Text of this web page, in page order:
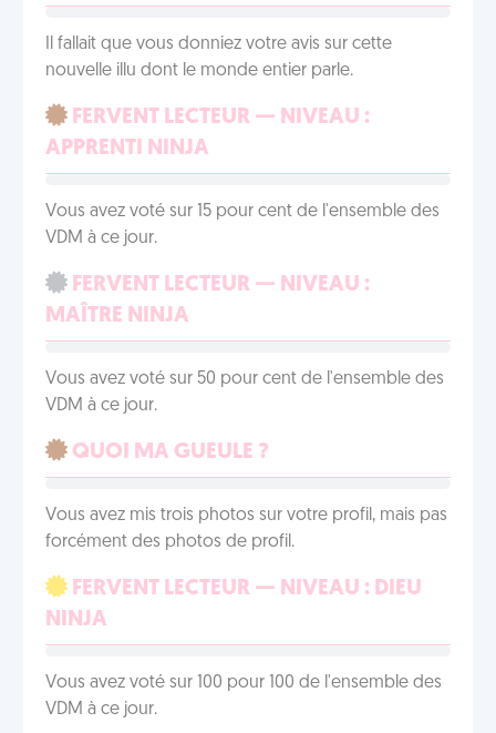
Il fallait que vous donniez votre avis sur cette
nouvelle illu dont le monde entier parle.
FERVENT LECTEUR — NIVEAU :
APPRENTI NINJA
Vous avez voté sur 15 pour cent de l'ensemble des
VDM à ce jour.
FERVENT LECTEUR — NIVEAU :
MAÎTRE NINJA
Vous avez voté sur 50 pour cent de l'ensemble des
VDM à ce jour.
QUOI MA GUEULE ?
Vous avez mis trois photos sur votre profil, mais pas
forcément des photos de profil.
FERVENT LECTEUR — NIVEAU : DIEU
NINJA
Vous avez voté sur 100 pour 100 de l'ensemble des
VDM à ce jour.